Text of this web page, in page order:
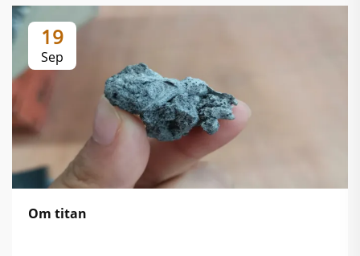
19
Sep
Om titan